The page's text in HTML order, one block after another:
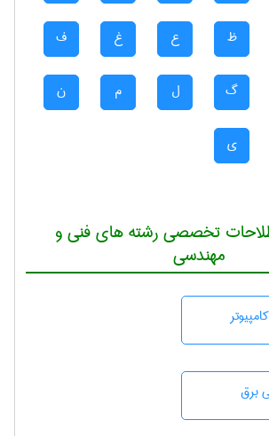
ظ ع غ ف
گ ل م ن
ی
تخصصی رشته های فنی و
مهندسی
برق